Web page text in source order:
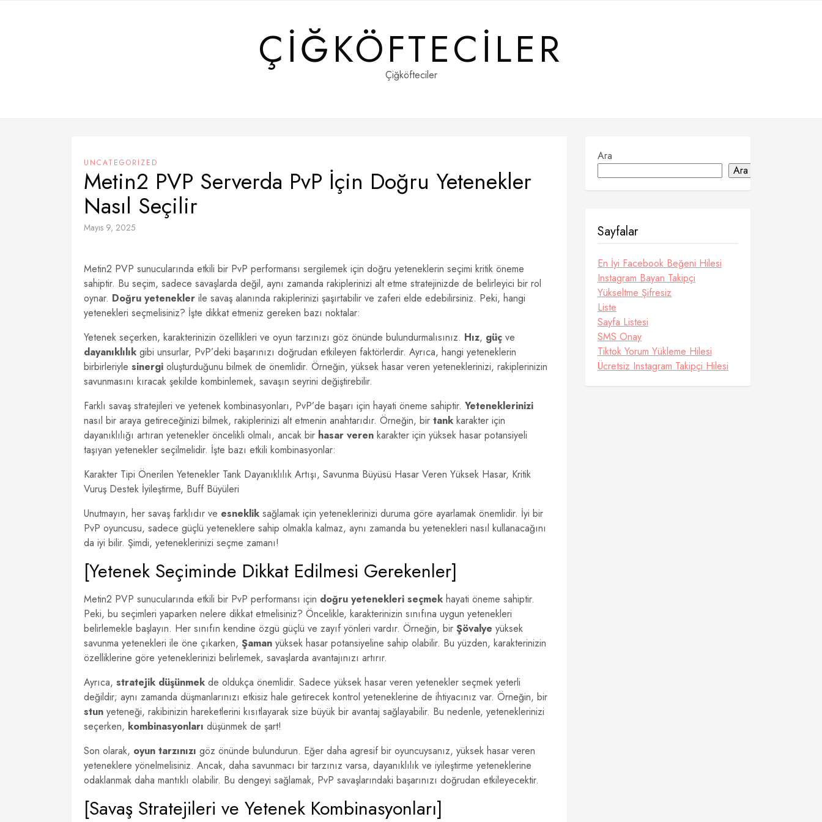
ÇIĞKÖFTECILER
Çiğköfteciler
UNCATEGORIZED
Metin2 PVP Serverda PvP İçin Doğru Yetenekler
Nasıl Seçilir
Mayıs 9, 2025
Metin2 PVP sunucularında etkili bir PvP performansı sergilemek için doğru yeteneklerin seçimi kritik öneme
sahiptir. Bu seçim, sadece savaşlarda değil, aynı zamanda rakiplerinizi alt etme stratejinizde de belirleyici bir rol
oynar. Doğru yetenekler ile savaş alanında rakiplerinizi şaşırtabilir ve zaferi elde edebilirsiniz. Peki, hangi
yetenekleri seçmelisiniz? İşte dikkat etmeniz gereken bazı noktalar:
Yetenek seçerken, karakterinizin özellikleri ve oyun tarzınızı göz önünde bulundurmalısınız. Hız, güç ve
dayanıklılık gibi unsurlar, PvP’deki başarınızı doğrudan etkileyen faktörlerdir. Ayrıca, hangi yeteneklerin
birbirleriyle sinergi oluşturduğunu bilmek de önemlidir. Örneğin, yüksek hasar veren yeteneklerinizi, rakiplerinizin
savunmasını kıracak şekilde kombinlemek, savaşın seyrini değiştirebilir.
Farklı savaş stratejileri ve yetenek kombinasyonları, PvP’de başarı için hayati öneme sahiptir. Yeteneklerinizi
nasıl bir araya getireceğinizi bilmek, rakiplerinizi alt etmenin anahtarıdır. Örneğin, bir tank karakter için
dayanıklılığı artıran yetenekler öncelikli olmalı, ancak bir hasar veren karakter için yüksek hasar potansiyeli
taşıyan yetenekler seçilmelidir. İşte bazı etkili kombinasyonlar:
Karakter Tipi Önerilen Yetenekler Tank Dayanıklılık Artışı, Savunma Büyüsü Hasar Veren Yüksek Hasar, Kritik
Vuruş Destek İyileştirme, Buff Büyüleri
Unutmayın, her savaş farklıdır ve esneklik sağlamak için yeteneklerinizi duruma göre ayarlamak önemlidir. İyi bir
PvP oyuncusu, sadece güçlü yeteneklere sahip olmakla kalmaz, aynı zamanda bu yetenekleri nasıl kullanacağını
da iyi bilir. Şimdi, yeteneklerinizi seçme zamanı!
[Yetenek Seçiminde Dikkat Edilmesi Gerekenler]
Metin2 PVP sunucularında etkili bir PvP performansı için doğru yetenekleri seçmek hayati öneme sahiptir.
Peki, bu seçimleri yaparken nelere dikkat etmelisiniz? Öncelikle, karakterinizin sınıfına uygun yetenekleri
belirlemekle başlayın. Her sınıfın kendine özgü güçlü ve zayıf yönleri vardır. Örneğin, bir Şövalye yüksek
savunma yetenekleri ile öne çıkarken, Şaman yüksek hasar potansiyeline sahip olabilir. Bu yüzden, karakterinizin
özelliklerine göre yeteneklerinizi belirlemek, savaşlarda avantajınızı artırır.
Ayrıca, stratejik düşünmek de oldukça önemlidir. Sadece yüksek hasar veren yetenekler seçmek yeterli
değildir; aynı zamanda düşmanlarınızı etkisiz hale getirecek kontrol yeteneklerine de ihtiyacınız var. Örneğin, bir
stun yeteneği, rakibinizin hareketlerini kısıtlayarak size büyük bir avantaj sağlayabilir. Bu nedenle, yeteneklerinizi
seçerken, kombinasyonları düşünmek de şart!
Son olarak, oyun tarzınızı göz önünde bulundurun. Eğer daha agresif bir oyuncuysanız, yüksek hasar veren
yeteneklere yönelmelisiniz. Ancak, daha savunmacı bir tarzınız varsa, dayanıklılık ve iyileştirme yeteneklerine
odaklanmak daha mantıklı olabilir. Bu dengeyi sağlamak, PvP savaşlarındaki başarınızı doğrudan etkileyecektir.
[Savaş Stratejileri ve Yetenek Kombinasyonları]
Ara
Ara
Sayfalar
En İyi Facebook Beğeni Hilesi
Instagram Bayan Takipçi
Yükseltme Şifresiz
Liste
Sayfa Listesi
SMS Onay
Tiktok Yorum Yükleme Hilesi
Ücretsiz Instagram Takipçi Hilesi